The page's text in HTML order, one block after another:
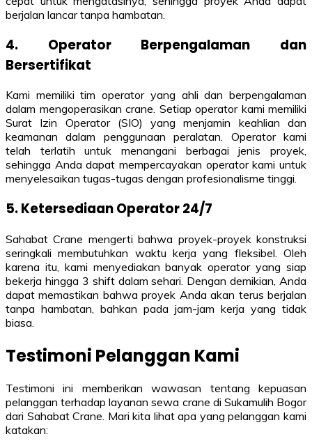
berjalan lancar tanpa hambatan.
4. Operator Berpengalaman dan
Bersertifikat
Kami memiliki tim operator yang ahli dan berpengalaman
dalam mengoperasikan crane. Setiap operator kami memiliki
Surat Izin Operator (SIO) yang menjamin keahlian dan
keamanan dalam penggunaan peralatan. Operator kami
telah terlatih untuk menangani berbagai jenis proyek,
sehingga Anda dapat mempercayakan operator kami untuk
menyelesaikan tugas-tugas dengan profesionalisme tinggi.
5. Ketersediaan Operator 24/7
Sahabat Crane mengerti bahwa proyek-proyek konstruksi
seringkali membutuhkan waktu kerja yang fleksibel. Oleh
karena itu, kami menyediakan banyak operator yang siap
bekerja hingga 3 shift dalam sehari. Dengan demikian, Anda
dapat memastikan bahwa proyek Anda akan terus berjalan
tanpa hambatan, bahkan pada jam-jam kerja yang tidak
biasa.
Testimoni Pelanggan Kami
Testimoni ini memberikan wawasan tentang kepuasan
pelanggan terhadap layanan sewa crane di Sukamulih Bogor
dari Sahabat Crane. Mari kita lihat apa yang pelanggan kami
katakan: